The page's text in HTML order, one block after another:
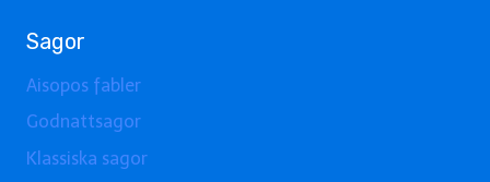
Sagor
Aisopos fabler
Godnattsagor
Klassiska sagor